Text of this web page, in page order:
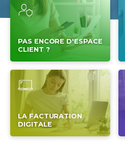
PAS ENCORE D'ESPACE
CLIENT ?
LA FACTURATION
DIGITALE